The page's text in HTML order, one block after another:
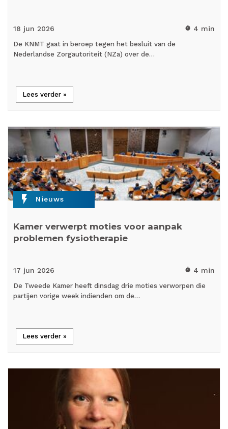
18 jun 2026 timer 4 min
De KNMT gaat in beroep tegen het besluit van de
Nederlandse Zorgautoriteit (NZa) over de…
Lees verder »
flash_on Nieuws
Kamer verwerpt moties voor aanpak
problemen fysiotherapie
17 jun 2026 timer 4 min
De Tweede Kamer heeft dinsdag drie moties verworpen die
partijen vorige week indienden om de…
Lees verder »